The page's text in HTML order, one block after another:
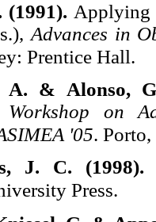
(1991). Applying
Advances in
Prentice Hall.
A. & Alonso,
Workshop on
'05.
J. C.
Press.